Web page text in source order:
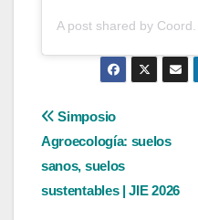
A post shared by
Navegación
de
entradas
Simposio
Agroecología: suelos
sanos, suelos
sustentables | JIE 2026